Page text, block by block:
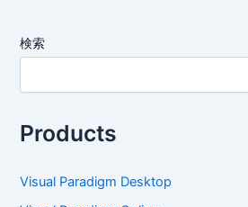
検索
Products
Visual Paradigm Desktop